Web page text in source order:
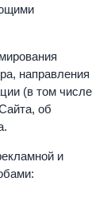
направления
(в том числе
об
и